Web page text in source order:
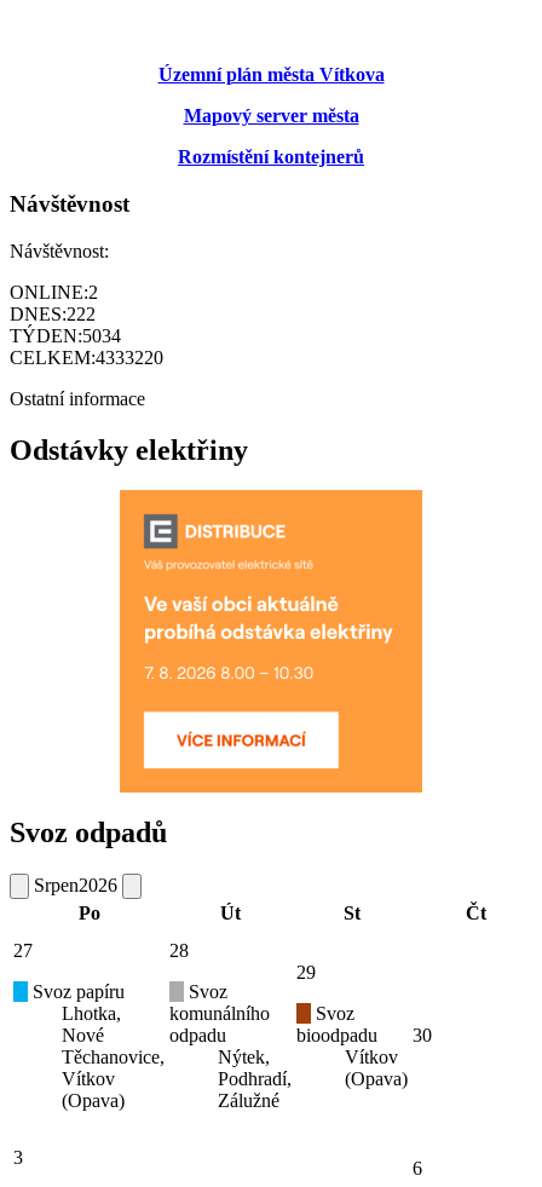
Územní plán města Vítkova
Mapový server města
Rozmístění kontejnerů
Návštěvnost
Návštěvnost:
ONLINE:2
DNES:222
TÝDEN:5034
CELKEM:4333220
Ostatní informace
Odstávky elektřiny
Svoz odpadů
Srpen2026
Po
Út St
Čt
27
Svoz papíru
Lhotka,
Nové
Těchanovice,
Vítkov
(Opava)
28
Svoz
komunálního
odpadu
Nýtek,
Podhradí,
Zálužné
29
Svoz
bioodpadu
Vítkov
(Opava)
30
3
6